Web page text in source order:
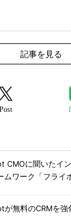
記事を見る
Post
CMOに聞いたイ
ムワーク「フライ
が無料のCRMを